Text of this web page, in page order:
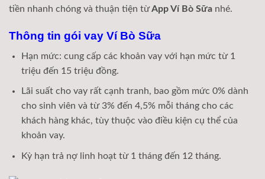
tiền nhanh chóng và thuận tiện từApp Ví Bò Sữa nhé.
Thông tin gói vay Ví Bò Sữa
Hạn mức: cung cấp các khoản vay với hạn mức từ 1
triệu đến 15 triệu đồng.
Lãi suất cho vay rất cạnh tranh, bao gồm mức 0% dành
cho sinh viên và từ 3% đến 4,5% mỗi tháng cho các
khách hàng khác, tùy thuộc vào điều kiện cụ thể của
khoản vay.
Kỳ hạn trả nợ linh hoạt từ 1 tháng đến 12 tháng.